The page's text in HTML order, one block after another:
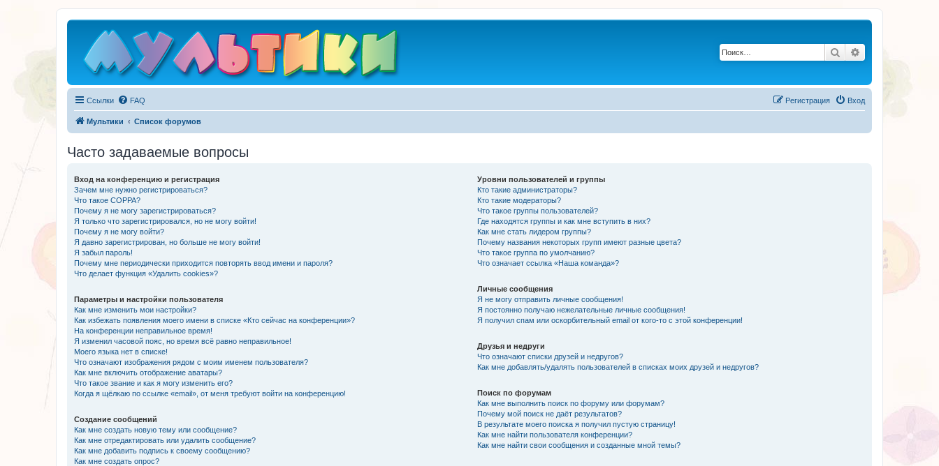
Поиск
Ссылки FAQ Вход
Регистрация
Мультики Список форумов
Часто задаваемые вопросы
Вход на конференцию и регистрация
Зачем мне нужно регистрироваться?
Что такое COPPA?
Почему я не могу зарегистрироваться?
Я только что зарегистрировался, но не могу войти!
Почему я не могу войти?
Я давно зарегистрирован, но больше не могу войти!
Я забыл пароль!
Почему мне периодически приходится повторять ввод имени и пароля?
Что делает функция «Удалить cookies»?
Параметры и настройки пользователя
Как мне изменить мои настройки?
Как избежать появления моего имени в списке «Кто сейчас на конференции»?
На конференции неправильное время!
Я изменил часовой пояс, но время всё равно неправильное!
Моего языка нет в списке!
Что означают изображения рядом с моим именем пользователя?
Как мне включить отображение аватары?
Что такое звание и как я могу изменить его?
Когда я щёлкаю по ссылке «email», от меня требуют войти на конференцию!
Создание сообщений
Как мне создать новую тему или сообщение?
Как мне отредактировать или удалить сообщение?
Как мне добавить подпись к своему сообщению?
Как мне создать опрос?
Уровни пользователей и группы
Кто такие администраторы?
Кто такие модераторы?
Что такое группы пользователей?
Где находятся группы и как мне вступить в них?
Как мне стать лидером группы?
Почему названия некоторых групп имеют разные цвета?
Что такое группа по умолчанию?
Что означает ссылка «Наша команда»?
Личные сообщения
Я не могу отправить личные сообщения!
Я постоянно получаю нежелательные личные сообщения!
Я получил спам или оскорбительный email от кого-то с этой конференции!
Друзья и недруги
Что означают списки друзей и недругов?
Как мне добавлять/удалять пользователей в списках моих друзей и недругов?
Поиск по форумам
Как мне выполнить поиск по форуму или форумам?
Почему мой поиск не даёт результатов?
В результате моего поиска я получил пустую страницу!
Как мне найти пользователя конференции?
Как мне найти свои сообщения и созданные мной темы?